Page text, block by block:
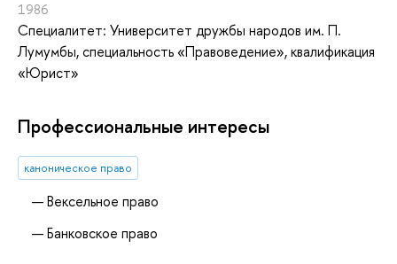
1986
Специалитет: Университет дружбы народов им. П.
Лумумбы, специальность «Правоведение», квалификация
«Юрист»
Профессиональные интересы
каноническое право
Вексельное право
Банковское право